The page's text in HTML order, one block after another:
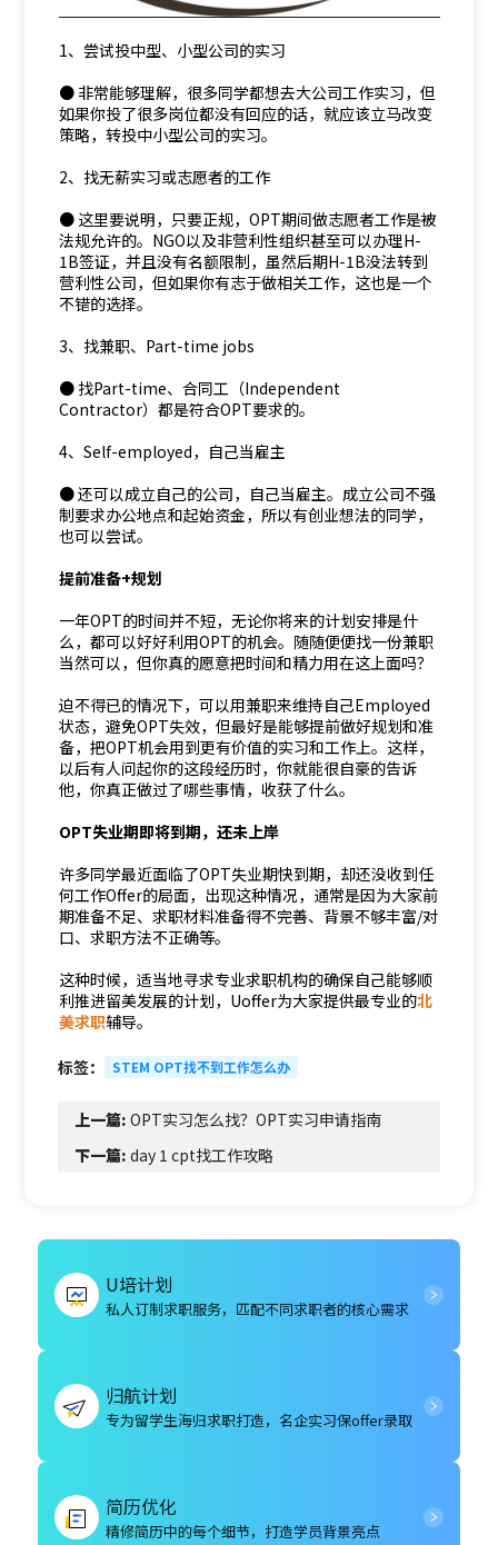
1、尝试投中型、小型公司的实习
● 非常能够理解，很多同学都想去大公司工作实习，但
如果你投了很多岗位都没有回应的话，就应该立马改变
策略，转投中小型公司的实习。
2、找无薪实习或志愿者的工作
● 这里要说明，只要正规，OPT期间做志愿者工作是被
法规允许的。NGO以及非营利性组织甚至可以办理H-
1B签证，并且没有名额限制，虽然后期H-1B没法转到
营利性公司，但如果你有志于做相关工作，这也是一个
不错的选择。
3、找兼职、Part-time jobs
● 找Part-time、合同工（Independent
Contractor）都是符合OPT要求的。
4、Self-employed，自己当雇主
● 还可以成立自己的公司，自己当雇主。成立公司不强
制要求办公地点和起始资金，所以有创业想法的同学，
也可以尝试。
提前准备+规划
一年OPT的时间并不短，无论你将来的计划安排是什
么，都可以好好利用OPT的机会。随随便便找一份兼职
当然可以，但你真的愿意把时间和精力用在这上面吗？
迫不得已的情况下，可以用兼职来维持自己Employed
状态，避免OPT失效，但最好是能够提前做好规划和准
备，把OPT机会用到更有价值的实习和工作上。这样，
以后有人问起你的这段经历时，你就能很自豪的告诉
他，你真正做过了哪些事情，收获了什么。
OPT失业期即将到期，还未上岸
许多同学最近面临了OPT失业期快到期，却还没收到任
何工作Offer的局面，出现这种情况，通常是因为大家前
期准备不足、求职材料准备得不完善、背景不够丰富/对
口、求职方法不正确等。
这种时候，适当地寻求专业求职机构的确保自己能够顺
利推进留美发展的计划，Uoffer为大家提供最专业的北
美求职辅导。
标签： STEM OPT找不到工作怎么办
上一篇:OPT实习怎么找？OPT实习申请指南
下一篇:day 1 cpt找工作攻略
U培计划
私人订制求职服务，匹配不同求职者的核心需求
归航计划
专为留学生海归求职打造，名企实习保offer录取
简历优化
精修简历中的每个细节，打造学员背景亮点